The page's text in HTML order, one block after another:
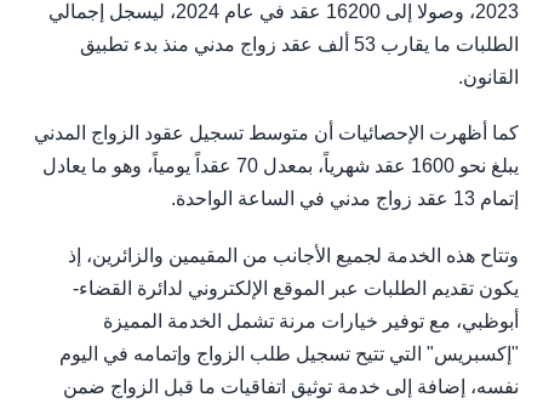
2023، وصولا إلى 16200 عقد في عام 2024، ليسجل إجمالي
الطلبات ما يقارب 53 ألف عقد زواج مدني منذ بدء تطبيق
القانون.
​كما أظهرت الإحصائيات أن متوسط تسجيل عقود الزواج المدني
يبلغ نحو 1600 عقد شهرياً، بمعدل 70 عقداً يومياً، وهو ما يعادل
إتمام 13 عقد زواج مدني في الساعة الواحدة.
​وتتاح هذه الخدمة لجميع الأجانب من المقيمين والزائرين، إذ
يكون تقديم الطلبات عبر الموقع الإلكتروني لدائرة القضاء-
أبوظبي، مع توفير خيارات مرنة تشمل الخدمة المميزة
"إكسبريس" التي تتيح تسجيل طلب الزواج وإتمامه في اليوم
نفسه، إضافة إلى خدمة توثيق اتفاقيات ما قبل الزواج ضمن